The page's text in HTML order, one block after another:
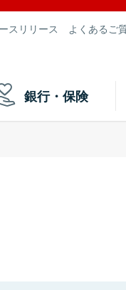
スリリース よくあるご
銀行・保険